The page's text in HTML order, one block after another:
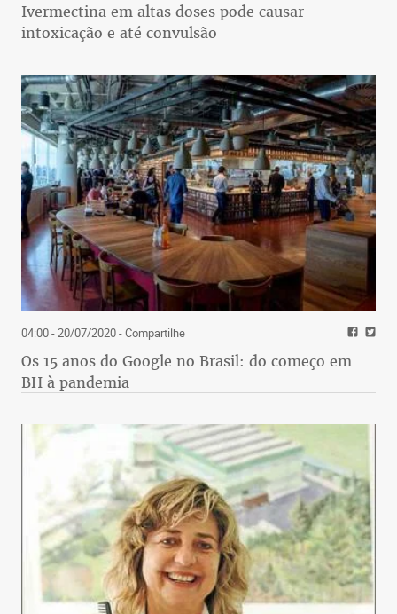
Ivermectina em altas doses pode causar
intoxicação e até convulsão
04:00 - 20/07/2020- Compartilhe
Os 15 anos do Google no Brasil: do começo em
BH à pandemia